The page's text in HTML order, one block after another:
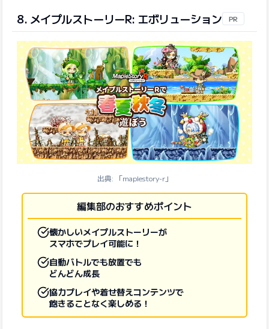
8. メイプルストーリーR: エボリューション PR
出典: 「maplestory-r」
編集部のおすすめポイント
懐かしいメイプルストーリーが
スマホでプレイ可能に！
自動バトルでも放置でも
どんどん成長
協力プレイや着せ替えコンテンツで
飽きることなく楽しめる！